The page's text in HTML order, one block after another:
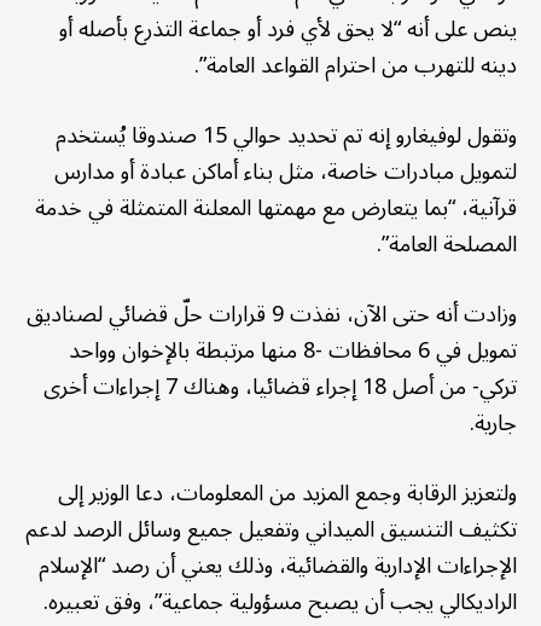
ينص على أنه “لا يحق لأي فرد أو جماعة التذرع بأصله أو
دينه للتهرب من احترام القواعد العامة”.
وتقول لوفيغارو إنه تم تحديد حوالي 15 صندوقا يُستخدم
لتمويل مبادرات خاصة، مثل بناء أماكن عبادة أو مدارس
قرآنية، “بما يتعارض مع مهمتها المعلنة المتمثلة في خدمة
المصلحة العامة”.
وزادت أنه حتى الآن، نفذت 9 قرارات حلّ قضائي لصناديق
تمويل في 6 محافظات -8 منها مرتبطة بالإخوان وواحد
تركي- من أصل 18 إجراء قضائيا، وهناك 7 إجراءات أخرى
جارية.
ولتعزيز الرقابة وجمع المزيد من المعلومات، دعا الوزير إلى
تكثيف التنسيق الميداني وتفعيل جميع وسائل الرصد لدعم
الإجراءات الإدارية والقضائية، وذلك يعني أن رصد “الإسلام
الراديكالي يجب أن يصبح مسؤولية جماعية”، وفق تعبيره.